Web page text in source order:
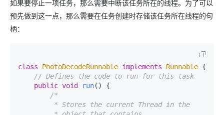
如果要停止一项任务，那么需要中断该任务所在的线程。为了可以
预先做到这一点，那么需要在任务创建时存储该任务所在线程的句
柄：
class PhotoDecodeRunnable implements Runnable {
// Defines the code to run for this task
public void run()
{
/*